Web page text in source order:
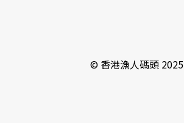
© 香港漁人碼頭 2025